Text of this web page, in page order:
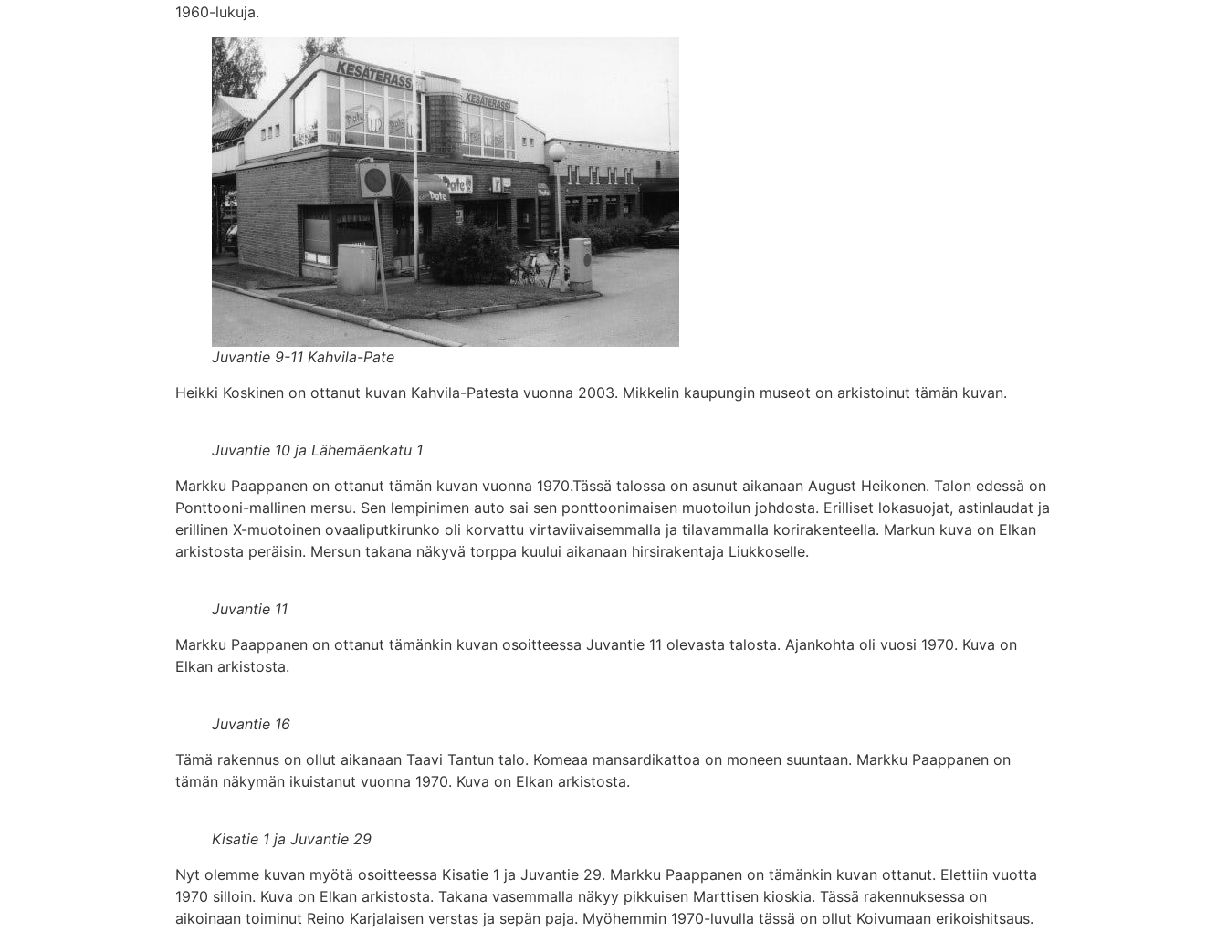
1960-lukuja.
Juvantie 9-11 Kahvila-Pate
Heikki Koskinen on ottanut kuvan Kahvila-Patesta vuonna 2003. Mikkelin kaupungin museot on arkistoinut tämän kuvan.
Juvantie 10 ja Lähemäenkatu 1
Markku Paappanen on ottanut tämän kuvan vuonna 1970.Tässä talossa on asunut aikanaan August Heikonen. Talon edessä on
Ponttooni-mallinen mersu. Sen lempinimen auto sai sen ponttoonimaisen muotoilun johdosta. Erilliset lokasuojat, astinlaudat ja
erillinen X-muotoinen ovaaliputkirunko oli korvattu virtaviivaisemmalla ja tilavammalla korirakenteella. Markun kuva on Elkan
arkistosta peräisin. Mersun takana näkyvä torppa kuului aikanaan hirsirakentaja Liukkoselle.
Juvantie 11
Markku Paappanen on ottanut tämänkin kuvan osoitteessa Juvantie 11 olevasta talosta. Ajankohta oli vuosi 1970. Kuva on
Elkan arkistosta.
Juvantie 16
Tämä rakennus on ollut aikanaan Taavi Tantun talo. Komeaa mansardikattoa on moneen suuntaan. Markku Paappanen on
tämän näkymän ikuistanut vuonna 1970. Kuva on Elkan arkistosta.
Kisatie 1 ja Juvantie 29
Nyt olemme kuvan myötä osoitteessa Kisatie 1 ja Juvantie 29. Markku Paappanen on tämänkin kuvan ottanut. Elettiin vuotta
1970 silloin. Kuva on Elkan arkistosta. Takana vasemmalla näkyy pikkuisen Marttisen kioskia. Tässä rakennuksessa on
aikoinaan toiminut Reino Karjalaisen verstas ja sepän paja. Myöhemmin 1970-luvulla tässä on ollut Koivumaan erikoishitsaus.